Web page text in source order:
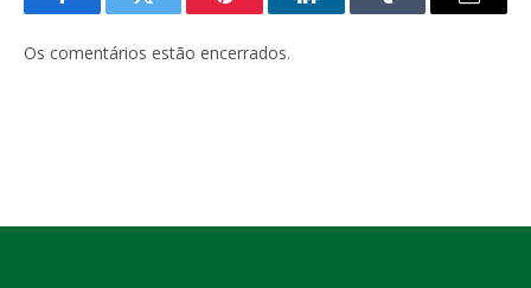
FacebookTwitter Pinterest LinkedInTumblr
E-
Os comentários estão encerrados.